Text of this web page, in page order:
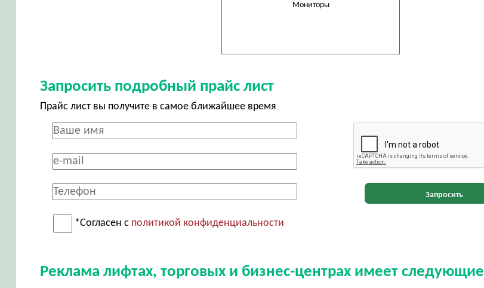
Мониторы
Запросить подробный прайс лист
Прайс лист вы получите в самое ближайшее время
*Согласен с политикой конфиденциальности
Запросить
Реклама лифтах, торговых и бизнес-центрах имеет следующие